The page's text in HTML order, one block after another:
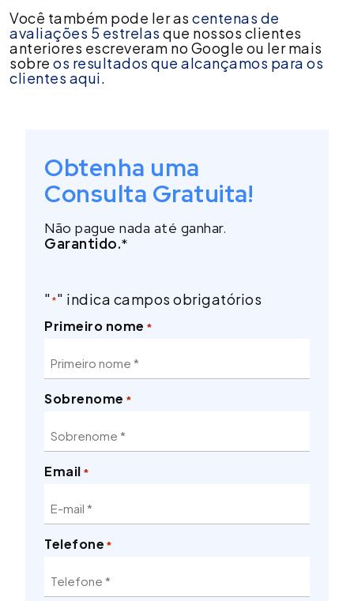
Você também pode ler as centenas de
avaliações 5 estrelas que nossos clientes
anteriores escreveram no Google ou ler mais
sobre os resultados que alcançamos para os
clientes aqui.
Obtenha uma
Consulta Gratuita!
Não pague nada até ganhar.
Garantido.*
"*" indica campos obrigatórios
Primeiro nome *
Sobrenome *
Email *
Telefone *